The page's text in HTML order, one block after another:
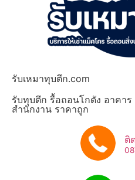
รับเหมาทุบตึก.com
รับทุบตึก รื้อถอนโกดัง อาคาร
สำนักงาน ราคาถูก
ติ